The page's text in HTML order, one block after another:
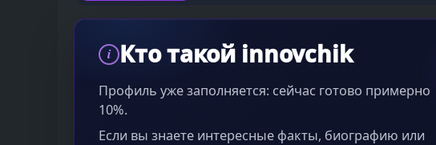
i Кто такой innovchik
Профиль уже заполняется: сейчас готово примерно
10%.
Если вы знаете интересные факты, биографию или